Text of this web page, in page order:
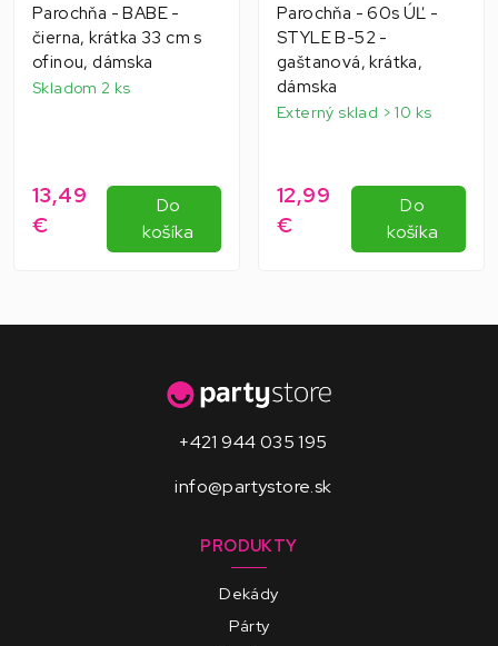
Parochňa - BABE -
čierna, krátka 33 cm s
ofinou, dámska
Skladom 2 ks
13,49
€
Do
košíka
Parochňa - 60s ÚĽ -
STYLE B-52 -
gaštanová, krátka,
dámska
Externý sklad > 10 ks
12,99
€
Do
košíka
+421 944 035 195
info@partystore.sk
PRODUKTY
Dekády
Párty